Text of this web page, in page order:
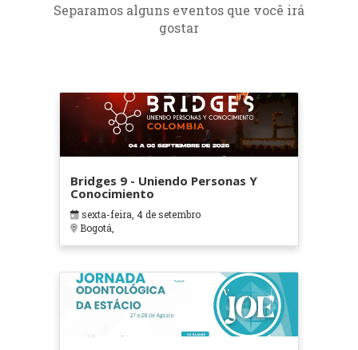
Separamos alguns eventos que você irá
gostar
Bridges 9 - Uniendo Personas Y
Conocimiento
sexta-feira, 4 de setembro
Bogotá,